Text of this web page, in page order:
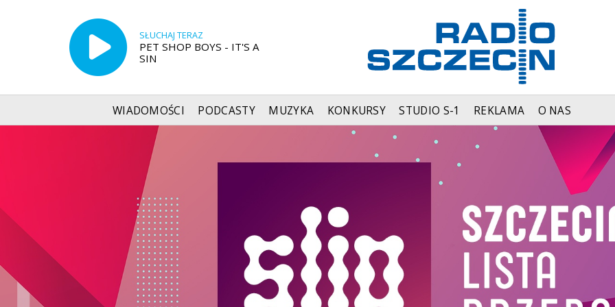
SŁUCHAJ TERAZ
PET SHOP BOYS - IT'S A
SIN
WIADOMOŚCI PODCASTY MUZYKA KONKURSY STUDIO S-1 REKLAMA O NAS